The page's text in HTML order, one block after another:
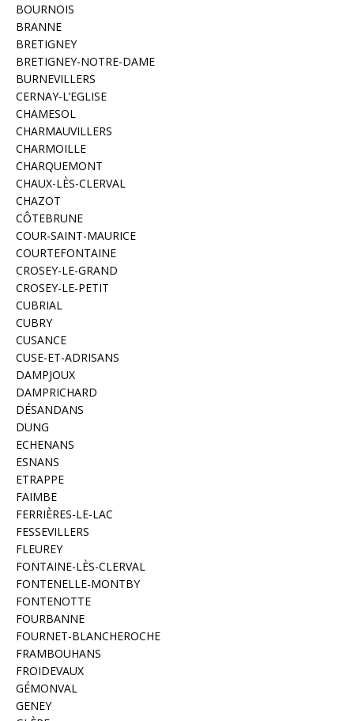
BOURNOIS
BRANNE
BRETIGNEY
BRETIGNEY-NOTRE-DAME
BURNEVILLERS
CERNAY-L’EGLISE
CHAMESOL
CHARMAUVILLERS
CHARMOILLE
CHARQUEMONT
CHAUX-LÈS-CLERVAL
CHAZOT
CÔTEBRUNE
COUR-SAINT-MAURICE
COURTEFONTAINE
CROSEY-LE-GRAND
CROSEY-LE-PETIT
CUBRIAL
CUBRY
CUSANCE
CUSE-ET-ADRISANS
DAMPJOUX
DAMPRICHARD
DÉSANDANS
DUNG
ECHENANS
ESNANS
ETRAPPE
FAIMBE
FERRIÈRES-LE-LAC
FESSEVILLERS
FLEUREY
FONTAINE-LÈS-CLERVAL
FONTENELLE-MONTBY
FONTENOTTE
FOURBANNE
FOURNET-BLANCHEROCHE
FRAMBOUHANS
FROIDEVAUX
GÉMONVAL
GENEY